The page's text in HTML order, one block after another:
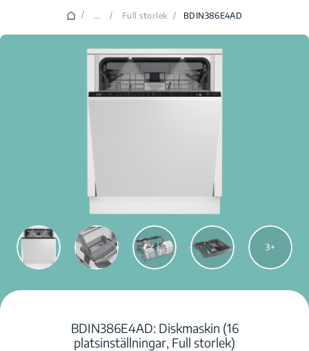
/ ... / Full storlek / BDIN386E4AD
3
BDIN386E4AD: Diskmaskin (16
platsinställningar, Full storlek)